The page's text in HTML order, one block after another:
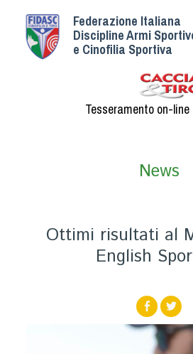
Federazione Italiana
Discipline Armi
e Cinofilia Sportiva
Tesseramento on-line
News
Ottimi risultati al
English
Struttura
Albo
Statuto e
Convenzioni
Tesserati
Albo Fornitori
Referenti e